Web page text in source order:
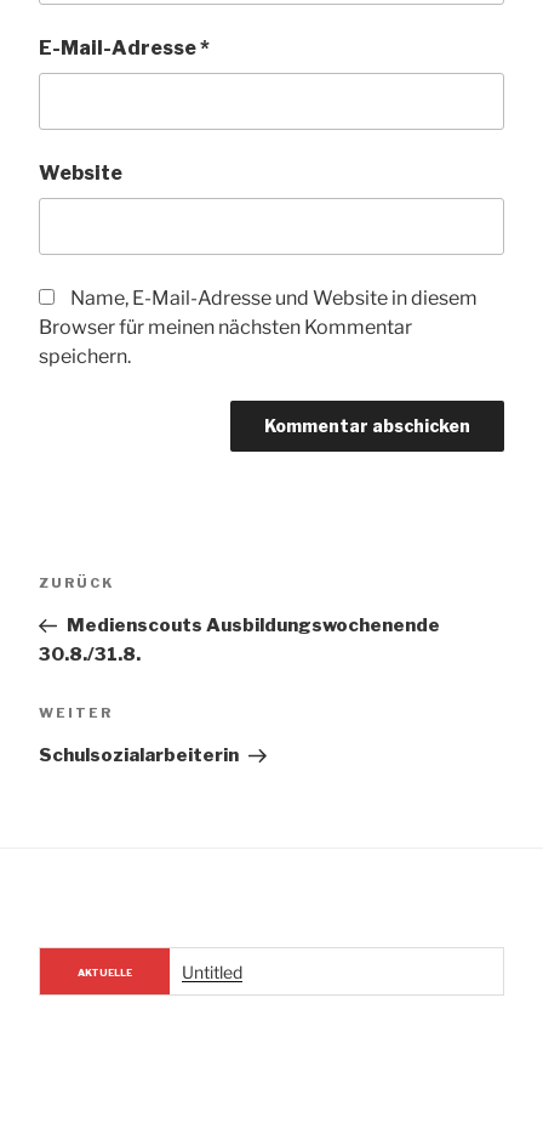
E-Mail-Adresse*
Website
Name, E-Mail-Adresse und Website in diesem
Browser für meinen nächsten Kommentar
speichern.
Vorheriger
ZURÜCK
Medienscouts Ausbildungswochenende
30.8./31.8.
Nächster
WEITER
Schulsozialarbeiterin
AKTUELLE Untitled